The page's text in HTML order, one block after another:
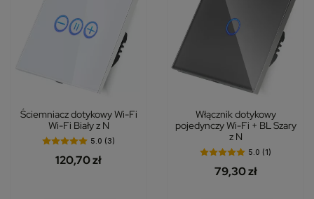
Ściemniacz dotykowy Wi-Fi
Wi-Fi Biały z N
5.0 (3)
120,70 zł
Włącznik dotykowy
pojedynczy Wi-Fi + BL Szary
z N
5.0 (1)
79,30 zł